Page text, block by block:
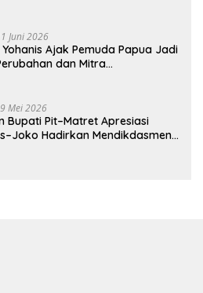
Juni 2026
Ajak Pemuda Papua Jadi
dan Mitra
Mei 2026
Bupati Pit–Matret Apresiasi
Hadirkan Mendikdasmen